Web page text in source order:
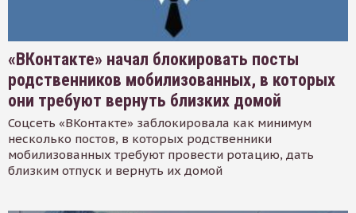
«ВКонтакте» начал блокировать посты
родственников мобилизованных, в которых
они требуют вернуть близких домой
Соцсеть «ВКонтакте» заблокировала как минимум
несколько постов, в которых родственники
мобилизованных требуют провести ротацию, дать
близким отпуск и вернуть их домой